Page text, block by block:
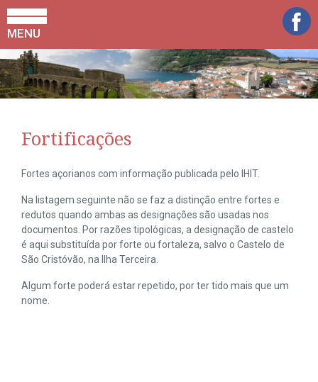
MENU
Fortificações
Fortes açorianos com informação publicada pelo IHIT.
Na listagem seguinte não se faz a distinção entre fortes e
redutos quando ambas as designações são usadas nos
documentos. Por razões tipológicas, a designação de castelo
é aqui substituída por forte ou fortaleza, salvo o Castelo de
São Cristóvão, na Ilha Terceira.
Algum forte poderá estar repetido, por ter tido mais que um
nome.